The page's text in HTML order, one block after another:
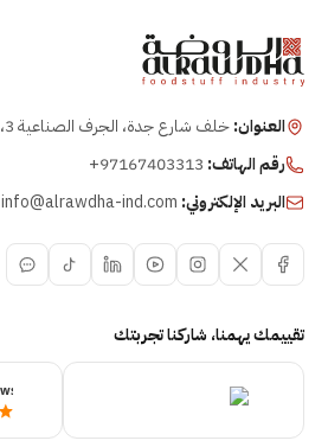
العنوان:خلف شارع جدة، الجرف الصناعية 3، عجمان، الإمارات
رقم الهاتف: +97167403313
البريد الإلكتروني: info@alrawdha-ind.com
تقييمك يهمنا، شاركنا تجربتك